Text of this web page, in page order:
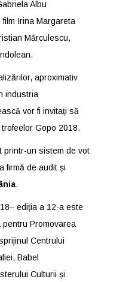
Albu
Irina Margareta
Mărculescu,
aproximativ
industria
vor fi invitați să
Gopo 2018.
printr-un sistem de vot
firmă de audit și
.
– ediția a 12-a este
Promovarea
Centrului
Babel
Culturii și